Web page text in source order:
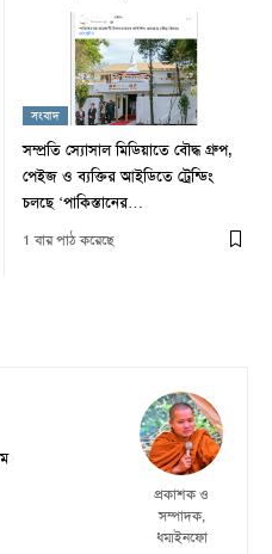
সংবাদ
সম্প্রতি স্যোসাল মিডিয়াতে বৌদ্ধ গ্রুপ,
পেইজ ও ব্যক্তির আইডিতে ট্রেন্ডিং
চলছে ‘পাকিস্তানের…
1 বার পাঠ করেছে
প্রকাশক ও
সম্পাদক,
ধম্মইনফো